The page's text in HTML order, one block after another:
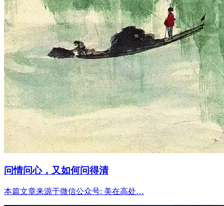
问情问心，又如何问得清
本篇文章来源于微信公众号: 美在高处…